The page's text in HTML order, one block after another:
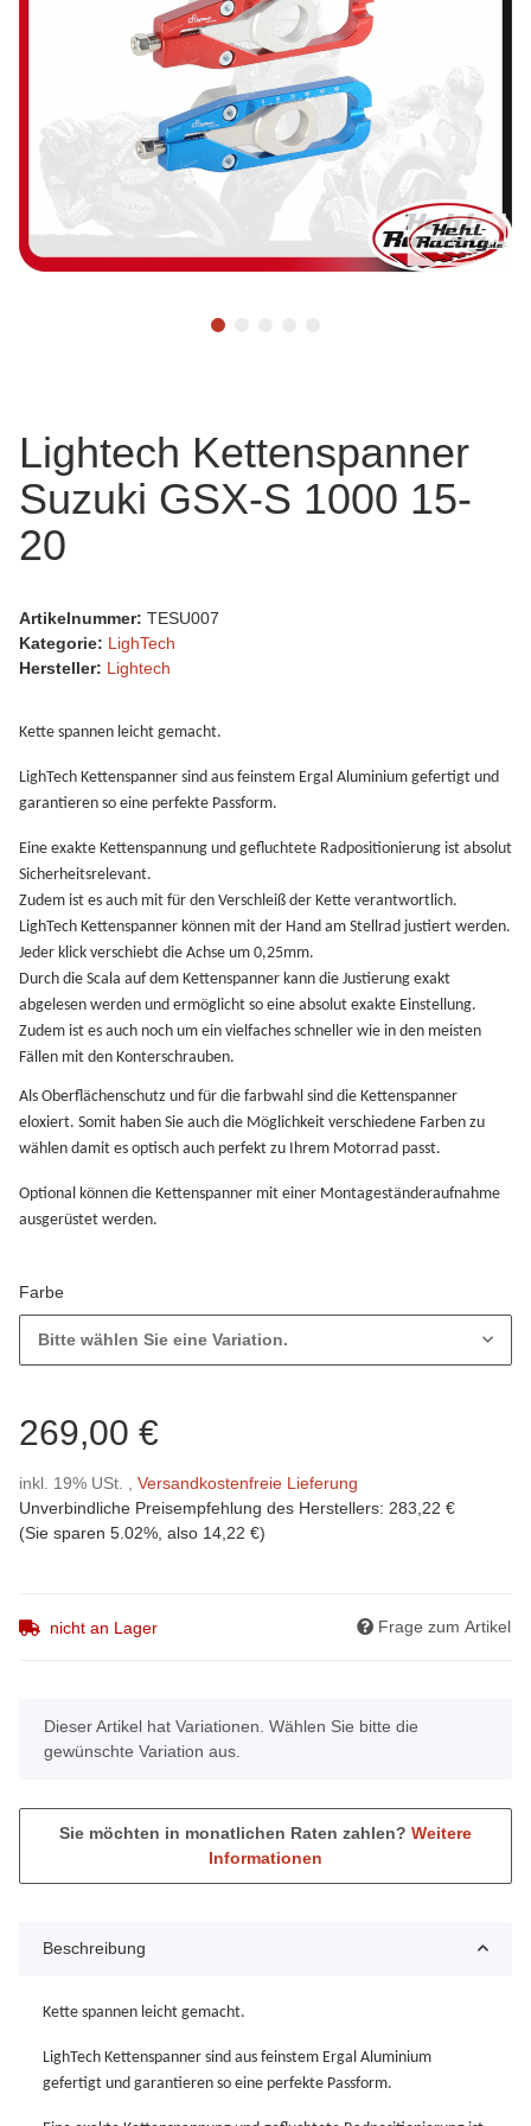
Lightech Kettenspanner
Suzuki GSX-S 1000 15-
20
Artikelnummer: TESU007
Kategorie: LighTech
Hersteller: Lightech
Kette spannen leicht gemacht.
LighTech Kettenspanner sind aus feinstem Ergal Aluminium gefertigt und
garantieren so eine perfekte Passform.
Eine exakte Kettenspannung und gefluchtete Radpositionierung ist absolut
Sicherheitsrelevant.
Zudem ist es auch mit für den Verschleiß der Kette verantwortlich.
LighTech Kettenspanner können mit der Hand am Stellrad justiert werden.
Jeder klick verschiebt die Achse um 0,25mm.
Durch die Scala auf dem Kettenspanner kann die Justierung exakt
abgelesen werden und ermöglicht so eine absolut exakte Einstellung.
Zudem ist es auch noch um ein vielfaches schneller wie in den meisten
Fällen mit den Konterschrauben.
Als Oberflächenschutz und für die farbwahl sind die Kettenspanner
eloxiert. Somit haben Sie auch die Möglichkeit verschiedene Farben zu
wählen damit es optisch auch perfekt zu Ihrem Motorrad passt.
Optional können die Kettenspanner mit einer Montageständeraufnahme
ausgerüstet werden.
Farbe
Bitte wählen Sie eine Variation.
269,00 €
inkl. 19% USt. , Versandkostenfreie Lieferung
Unverbindliche Preisempfehlung des Herstellers: 283,22 €
(Sie sparen 5.02% , also 14,22 €)
nicht an Lager Frage zum Artikel
x
Dieser Artikel hat Variationen. Wählen Sie bitte die
gewünschte Variation aus.
Sie möchten in monatlichen Raten zahlen? Weitere
Informationen
Beschreibung
Kette spannen leicht gemacht.
LighTech Kettenspanner sind aus feinstem Ergal Aluminium
gefertigt und garantieren so eine perfekte Passform.